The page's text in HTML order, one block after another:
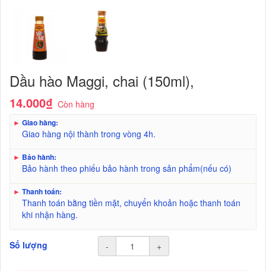
Dầu hào Maggi, chai (150ml),
14.000₫ Còn hàng
► Giao hàng:
Giao hàng nội thành trong vòng 4h.
► Bảo hành:
Bảo hành theo phiếu bảo hành trong sản phẩm(nếu có)
► Thanh toán:
Thanh toán bằng tiền mặt, chuyển khoản hoặc thanh toán
khi nhận hàng.
Số lượng - +